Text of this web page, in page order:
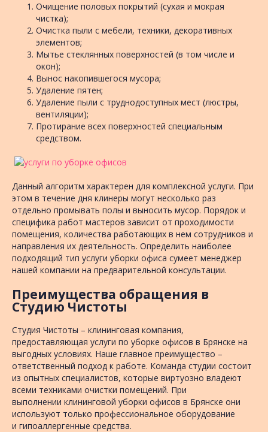
Очищение половых покрытий (сухая и мокрая
чистка);
Очистка пыли с мебели, техники, декоративных
элементов;
Мытье стеклянных поверхностей (в том числе и
окон);
Вынос накопившегося мусора;
Удаление пятен;
Удаление пыли с труднодоступных мест (люстры,
вентиляции);
Протирание всех поверхностей специальным
средством.
Данный алгоритм характерен для комплексной услуги. При
этом в течение дня клинеры могут несколько раз
отдельно промывать полы и выносить мусор. Порядок и
специфика работ мастеров зависит от проходимости
помещения, количества работающих в нем сотрудников и
направления их деятельность. Определить наиболее
подходящий тип услуги уборки офиса сумеет менеджер
нашей компании на предварительной консультации.
Преимущества обращения в
Студию Чистоты
Студия Чистоты – клининговая компания,
предоставляющая услуги по уборке офисов в Брянске на
выгодных условиях. Наше главное преимущество –
ответственный подход к работе. Команда студии состоит
из опытных специалистов, которые виртуозно владеют
всеми техниками очистки помещений. При
выполнении клининговой уборки офисов в Брянске они
используют только профессиональное оборудование
и гипоаллергенные средства.